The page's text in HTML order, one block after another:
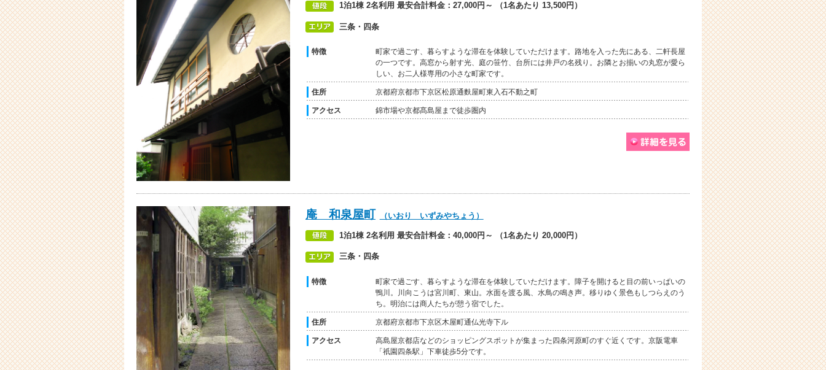
1泊1棟 2名利用 最安合計料金：27,000円～ （1名あたり 13,500円）
三条・四条
特徴
町家で過ごす、暮らすような滞在を体験していただけます。路地を入った先にある、二軒長屋
の一つです。高窓から射す光、庭の笹竹、台所には井戸の名残り。お隣とお揃いの丸窓が愛ら
しい、お二人様専用の小さな町家です。
住所 京都府京都市下京区松原通麩屋町東入石不動之町
アクセス 錦市場や京都髙島屋まで徒歩圏内
庵 和泉屋町 （いおり いずみやちょう）
1泊1棟 2名利用 最安合計料金：40,000円～ （1名あたり 20,000円）
三条・四条
特徴
町家で過ごす、暮らすような滞在を体験していただけます。障子を開けると目の前いっぱいの
鴨川。川向こうは宮川町、東山。水面を渡る風、水鳥の鳴き声。移りゆく景色もしつらえのう
ち。明治には商人たちが憩う宿でした。
住所 京都府京都市下京区木屋町通仏光寺下ル
アクセス
高島屋京都店などのショッピングスポットが集まった四条河原町のすぐ近くです。京阪電車
「祇園四条駅」下車徒歩5分です。